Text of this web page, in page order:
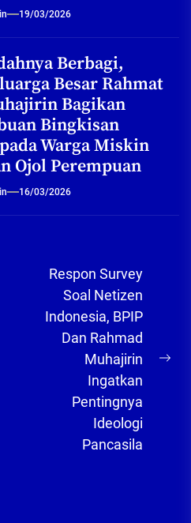
19/03/2026
Berbagi,
Besar Rahmat
Bagikan
Bingkisan
Warga Miskin
Ojol Perempuan
16/03/2026
Respon Survey
Soal Netizen
Indonesia, BPIP
Dan Rahmad
Muhajirin
Ingatkan
Pentingnya
Ideologi
Pancasila